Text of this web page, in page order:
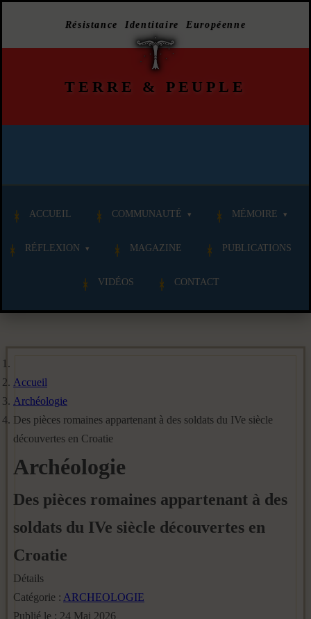
Résistance Identitaire Européenne
TERRE & PEUPLE
ACCUEIL COMMUNAUTÉ MÉMOIRE
RÉFLEXION MAGAZINE PUBLICATIONS
VIDÉOS CONTACT
Accueil
Archéologie
Des pièces romaines appartenant à des soldats du IVe siècle
découvertes en Croatie
Archéologie
Des pièces romaines appartenant à des
soldats du IVe siècle découvertes en
Croatie
Détails
Catégorie : ARCHEOLOGIE
Publié le : 24 Mai 2026